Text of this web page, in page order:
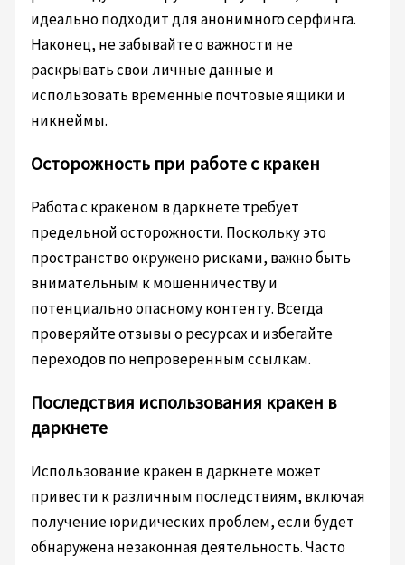
идеально подходит для анонимного серфинга.
Наконец, не забывайте о важности не
раскрывать свои личные данные и
использовать временные почтовые ящики и
никнеймы.
Осторожность при работе с кракен
Работа с кракеном в даркнете требует
предельной осторожности. Поскольку это
пространство окружено рисками, важно быть
внимательным к мошенничеству и
потенциально опасному контенту. Всегда
проверяйте отзывы о ресурсах и избегайте
переходов по непроверенным ссылкам.
Последствия использования кракен в
даркнете
Использование кракен в даркнете может
привести к различным последствиям, включая
получение юридических проблем, если будет
обнаружена незаконная деятельность. Часто